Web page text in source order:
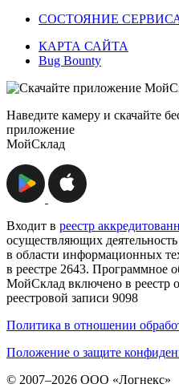
СОСТОЯНИЕ
КАРТА САЙТА
Bug Bounty
Наведите камеру и скачайте
приложение
МойСклад
Входит в реестр
осуществляющих деятельность
в области информационных
в реестре 2643. Программное
МойСклад включено в реестр
реестровой записи 9098
Политика в отношении
Положение о защите
© 2007–2026 ООО «Логнекс»